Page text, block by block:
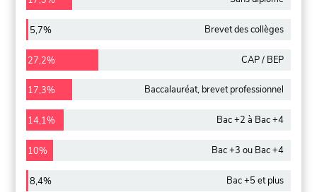
5,7% Brevet des collèges
27,2% CAP / BEP
17,3% Baccalauréat, brevet professionnel
14,1% Bac +2 à Bac +4
10% Bac +3 ou Bac +4
8,4% Bac +5 et plus